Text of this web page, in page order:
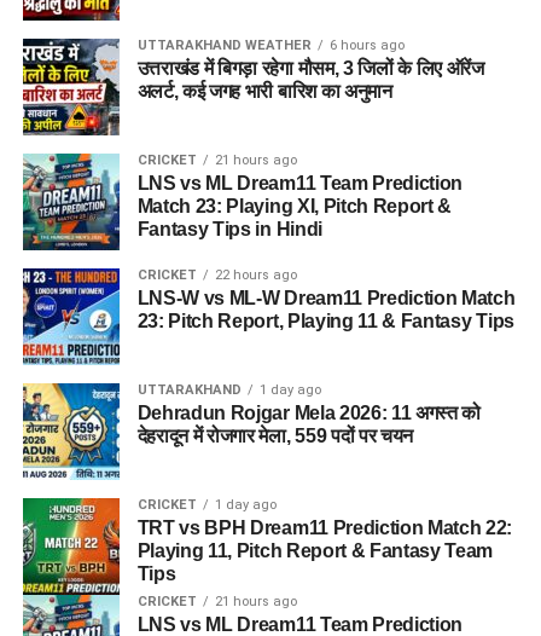
UTTARAKHAND WEATHER 6 hours ago
उत्तराखंड में बिगड़ा रहेगा मौसम, 3 जिलों के लिए ऑरेंज
अलर्ट, कई जगह भारी बारिश का अनुमान
CRICKET 21 hours ago
LNS vs ML Dream11 Team Prediction
Match 23: Playing XI, Pitch Report &
Fantasy Tips in Hindi
CRICKET 22 hours ago
LNS-W vs ML-W Dream11 Prediction Match
23: Pitch Report, Playing 11 & Fantasy Tips
UTTARAKHAND 1 day ago
Dehradun Rojgar Mela 2026: 11 अगस्त को
देहरादून में रोजगार मेला, 559 पदों पर चयन
CRICKET 1 day ago
TRT vs BPH Dream11 Prediction Match 22:
Playing 11, Pitch Report & Fantasy Team
Tips
CRICKET 21 hours ago
LNS vs ML Dream11 Team Prediction